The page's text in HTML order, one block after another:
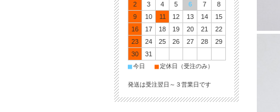
2
3 4 5 6 7
8
9
10 11 12 13 14
15
16
17 18 19 20 21
22
23
24 25 26 27 28
29
30
31
■今日 ■定休日（受注のみ）
発送は受注翌日～３営業日です